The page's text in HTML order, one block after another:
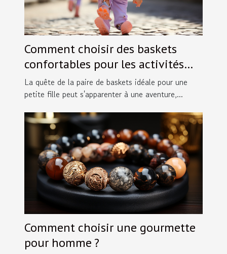
Comment choisir des baskets
confortables pour les activités
des petites filles en taille 30
La quête de la paire de baskets idéale pour une
petite fille peut s'apparenter à une aventure,...
Comment choisir une gourmette
pour homme ?